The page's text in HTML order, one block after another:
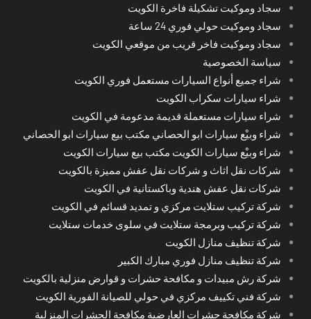
سجاد وموكيت تشكيلة فاخرة الكويت
سجاد وموكيت حولي فوري 24 ساعة
سجاد وموكيت فاخر قريب من موقعي الكويت
سياسة الخصوصية
شراء جميع أنواع السيارات مستعمل فوري الكويت
شراء سيارات سكراب الكويت
شراء سيارات مستعملة قديمة مدعومة في الكويت
شراء وبيْع سيارات ابو الحصاني مكتب بيع سيارات ابو الحصاني
شراء وبيْع سيارات الكويت مكتب بيع سيارات الكويت
شركات نقل اثاث و شركات نقل عفش مميزة بالكويت
شركات نقل عفش هندية وباكستانية في الكويت
شركة تركيب ستلايت مركزي و تمديد قسائم في الكويت
شركة تركيب وبرمجة ستلايت في سلوى خدمات ستلايت
شركة تنظيف منازل الكويت
شركة تنظيف منازل فوري مبارك الكبير
شركة رش مبيدات و مكافحة حشرات و قوارض منزلية بالكويت
شركة فني تكييف مركزي في حولي للصيانة الفورية الكويت
شركة مكافحة حشرات العارضية مكافحة الحشرات المنزلية